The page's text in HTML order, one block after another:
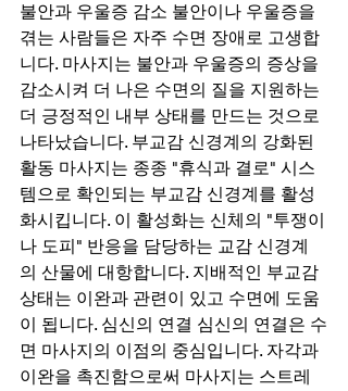
불안과 우울증 감소 불안이나 우울증을
겪는 사람들은 자주 수면 장애로 고생합
니다. 마사지는 불안과 우울증의 증상을
감소시켜 더 나은 수면의 질을 지원하는
더 긍정적인 내부 상태를 만드는 것으로
나타났습니다. 부교감 신경계의 강화된
활동 마사지는 종종 "휴식과 결로" 시스
템으로 확인되는 부교감 신경계를 활성
화시킵니다. 이 활성화는 신체의 "투쟁이
나 도피" 반응을 담당하는 교감 신경계
의 산물에 대항합니다. 지배적인 부교감
상태는 이완과 관련이 있고 수면에 도움
이 됩니다. 심신의 연결 심신의 연결은 수
면 마사지의 이점의 중심입니다. 자각과
이완을 촉진함으로써 마사지는 스트레